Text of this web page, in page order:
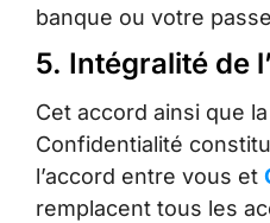
banque ou votre
5. Intégralité de
Cet accord ainsi que
Confidentialité
l’accord entre vous et
remplacent tous les